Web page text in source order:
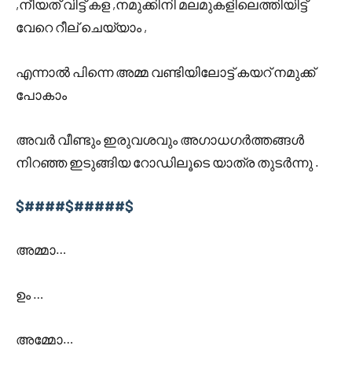
,നീയത് വിട്ട് കള ,നമുക്കിനി മലമുകളിലെത്തിയിട്ട്
വേറെ റീല് ചെയ്യാം ,
എന്നാൽ പിന്നെ അമ്മ വണ്ടിയിലോട്ട് കയറ് നമുക്ക്
പോകാം
അവർ വീണ്ടും ഇരുവശവും അഗാധഗർത്തങ്ങൾ
നിറഞ്ഞ ഇടുങ്ങിയ റോഡിലൂടെ യാത്ര തുടർന്നു .
$####$#####$
അമ്മാ…
ഉം …
അമ്മോ…